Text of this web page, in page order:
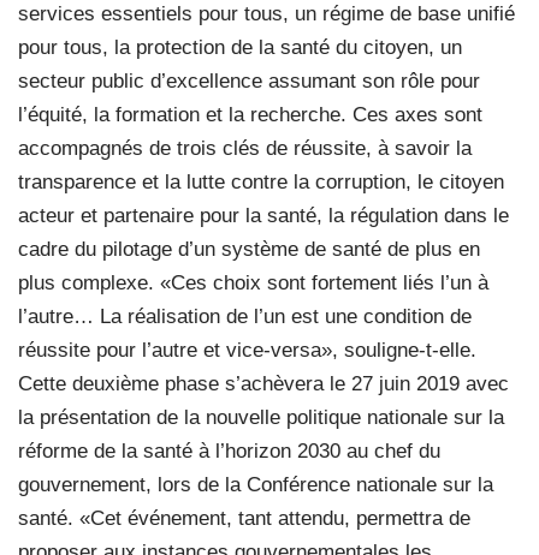
services essentiels pour tous, un régime de base unifié
pour tous, la protection de la santé du citoyen, un
secteur public d’excellence assumant son rôle pour
l’équité, la formation et la recherche. Ces axes sont
accompagnés de trois clés de réussite, à savoir la
transparence et la lutte contre la corruption, le citoyen
acteur et partenaire pour la santé, la régulation dans le
cadre du pilotage d’un système de santé de plus en
plus complexe. «Ces choix sont fortement liés l’un à
l’autre… La réalisation de l’un est une condition de
réussite pour l’autre et vice-versa», souligne-t-elle.
Cette deuxième phase s’achèvera le 27 juin 2019 avec
la présentation de la nouvelle politique nationale sur la
réforme de la santé à l’horizon 2030 au chef du
gouvernement, lors de la Conférence nationale sur la
santé. «Cet événement, tant attendu, permettra de